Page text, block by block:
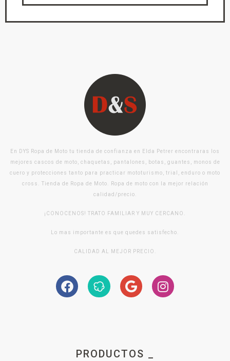
En DYS Ropa de Moto tu tienda de confianza en Elda Petrer encontraras los
mejores cascos de moto, chaquetas, pantalones, botas, guantes, monos de
cuero y protecciones tanto para practicar mototurismo, trial, enduro o moto
cross. Tienda de Ropa de Moto. Ropa de moto con la mejor relación
calidad/precio.
¡CONOCENOS! TRATO FAMILIAR Y MUY CERCANO.
Lo mas importante es que quedes satisfecho.
CALIDAD AL MEJOR PRECIO.
PRODUCTOS _